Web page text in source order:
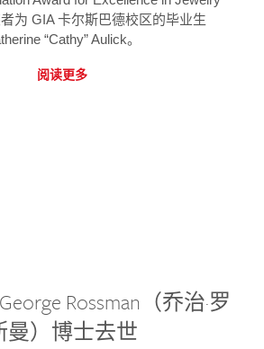
为 GIA 卡尔斯巴德校区的毕业生
“Cathy” Aulick。
阅读更多
Rossman（乔治·罗
曼）博士去世